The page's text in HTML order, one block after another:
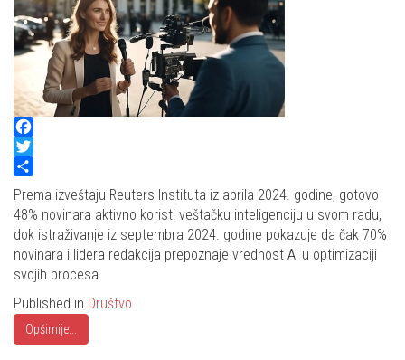
Facebook
Twitter
Share
Prema izveštaju Reuters Instituta iz aprila 2024. godine, gotovo
48% novinara aktivno koristi veštačku inteligenciju u svom radu,
dok istraživanje iz septembra 2024. godine pokazuje da čak 70%
novinara i lidera redakcija prepoznaje vrednost AI u optimizaciji
svojih procesa.
Published in Društvo
Opširnije...